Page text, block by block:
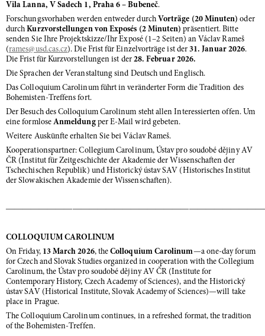
Vila Lanna, V Sadech 1, Praha 6 – Bubeneč.
Forschungsvorhaben werden entweder durch Vorträge (20 Minuten) oder
durchKurzvorstellungen von Exposés (2 Minuten) präsentiert. Bitte
senden Sie Ihre Projektskizze/Ihr Exposé (1–2 Seiten) an Václav Rameš
(rames@usd.cas.cz). Die Frist für Einzelvorträge ist der31. Januar 2026.
Die Frist für Kurzvorstellungen ist der 28. Februar 2026.
Die Sprachen der Veranstaltung sind Deutsch und Englisch.
Das Colloquium Carolinum führt in veränderter Form die Tradition des
Bohemisten-Treffens fort.
Der Besuch des Colloquium Carolinum steht allen Interessierten offen. Um
eine formlose Anmeldungper E-Mail wird gebeten.
Weitere Auskünfte erhalten Sie bei Václav Rameš.
Kooperationspartner: Collegium Carolinum, Ústav pro soudobé dějiny AV
ČR (Institut für Zeitgeschichte der Akademie der Wissenschaften der
Tschechischen Republik) und Historický ústav SAV (Historisches Institut
der Slowakischen Akademie der Wissenschaften).
COLLOQUIUM CAROLINUM
On Friday, 13 March 2026, the Colloquium Carolinum—a one-day forum
for Czech and Slovak Studies organized in cooperation with the Collegium
Carolinum, the Ústav pro soudobé dějiny AV ČR (Institute for
Contemporary History, Czech Academy of Sciences), and the Historický
ústav SAV (Historical Institute, Slovak Academy of Sciences)—will take
place in Prague.
The Colloquium Carolinum continues, in a refreshed format, the tradition
of the Bohemisten-Treffen.